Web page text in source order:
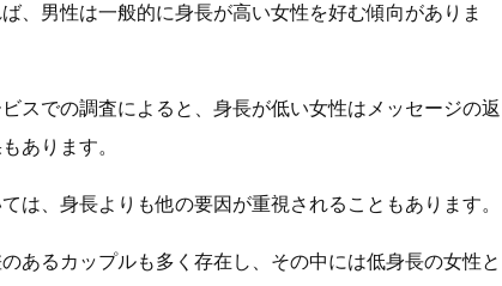
、男性は一般的に身長が高い女性を好む傾向がありま
スでの調査によると、身長が低い女性はメッセージの返
あります。
は、身長よりも他の要因が重視されることもあります。
あるカップルも多く存在し、その中には低身長の女性と